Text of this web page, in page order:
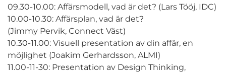
09.30-10.00: Affärsmodell, vad är det? (Lars Tööj, IDC)
10.00-10.30: Affärsplan, vad är det?
(Jimmy Pervik, Connect Väst)
10.30-11.00: Visuell presentation av din affär, en
möjlighet (Joakim Gerhardsson, ALMI)
11.00-11-30: Presentation av Design Thinking,